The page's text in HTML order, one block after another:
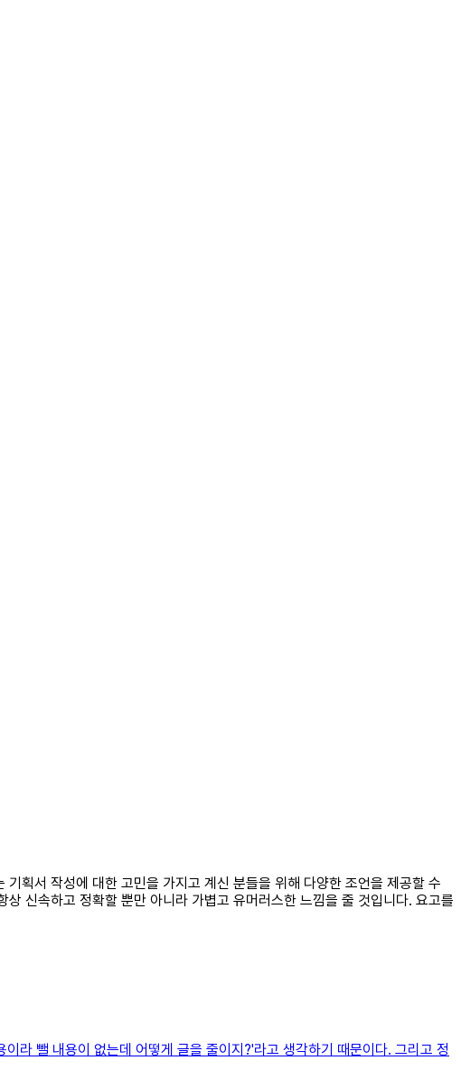
획서 작성에 대한 고민을 가지고 계신 분들을 위해 다양한 조언을 제공할 수
신속하고 정확할 뿐만 아니라 가볍고 유머러스한 느낌을 줄 것입니다. 요고를
라 뺄 내용이 없는데 어떻게 글을 줄이지?'라고 생각하기 때문이다. 그리고 정